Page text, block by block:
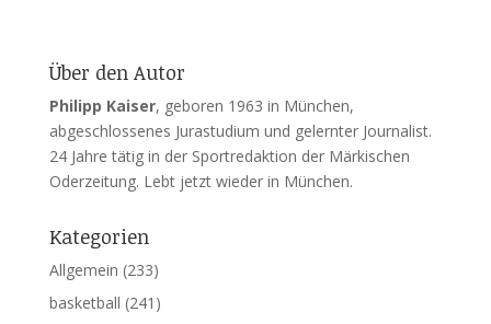
Über den Autor
Philipp Kaiser, geboren 1963 in München,
abgeschlossenes Jurastudium und gelernter Journalist.
24 Jahre tätig in der Sportredaktion der Märkischen
Oderzeitung. Lebt jetzt wieder in München.
Kategorien
Allgemein (233)
basketball (241)